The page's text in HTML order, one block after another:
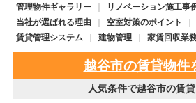
管理物件ギャラリー
リノベーション施工事
当社が選ばれる理由
空室対策のポイント
賃貸管理システム
建物管理 家賃回収業
越谷市の賃貸物件
人気条件で越谷市の賃